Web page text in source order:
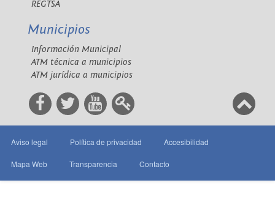
REGTSA
Municipios
Información Municipal
ATM técnica a municipios
ATM jurídica a municipios
Aviso legal Política de privacidad Accesibilidad
Mapa Web Transparencia Contacto